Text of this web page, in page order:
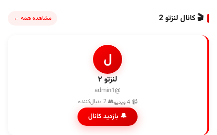
🎬 کانال لنزتو 2 مشاهده همه ←
ل
لنزتو ۲
@admin1
📹 4 ویدیو 👥 2 دنبال‌کننده
🔔 بازدید کانال